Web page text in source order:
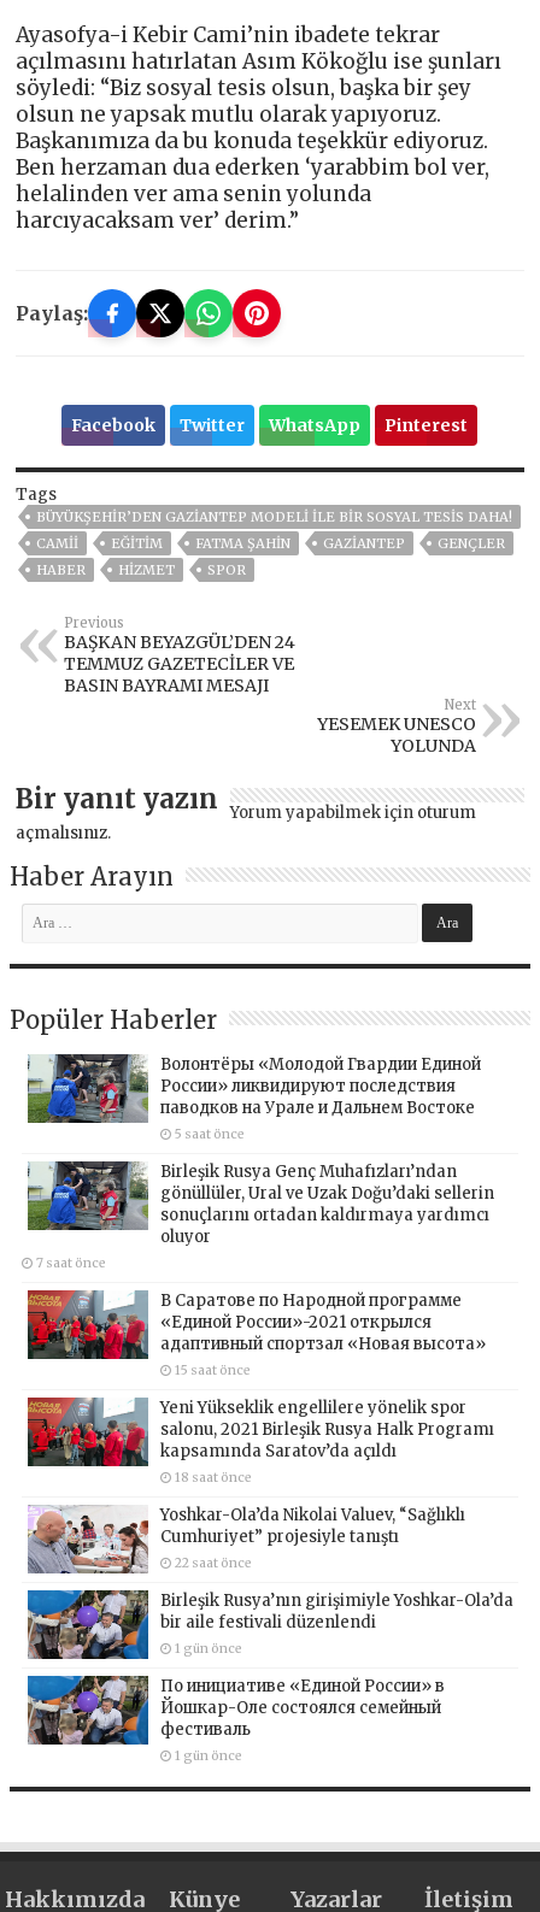
Ayasofya-i Kebir Cami’nin ibadete tekrar
açılmasını hatırlatan Asım Kökoğlu ise şunları
söyledi: “Biz sosyal tesis olsun, başka bir şey
olsun ne yapsak mutlu olarak yapıyoruz.
Başkanımıza da bu konuda teşekkür ediyoruz.
Ben herzaman dua ederken ‘yarabbim bol ver,
helalinden ver ama senin yolunda
harcıyacaksam ver’ derim.”
Paylaş:
Facebook Twitter WhatsApp Pinterest
Tags
BÜYÜKŞEHİR’DEN GAZİANTEP MODELİ İLE BİR SOSYAL TESİS DAHA!
CAMİİ
EĞITIM FATMA ŞAHİN GAZIANTEP
GENÇLER
HABER
HİZMET SPOR
Previous
BAŞKAN BEYAZGÜL’DEN 24
TEMMUZ GAZETECİLER VE
BASIN BAYRAMI MESAJI
Next
YESEMEK UNESCO
YOLUNDA
Bir yanıt yazın Yorum yapabilmek için oturum
açmalısınız.
Haber Arayın
Popüler Haberler
Волонтёры «Молодой Гвардии Единой
России» ликвидируют последствия
паводков на Урале и Дальнем Востоке
5 saat önce
Birleşik Rusya Genç Muhafızları’ndan
gönüllüler, Ural ve Uzak Doğu’daki sellerin
sonuçlarını ortadan kaldırmaya yardımcı
oluyor
7 saat önce
В Саратове по Народной программе
«Единой России»-2021 открылся
адаптивный спортзал «Новая высота»
15 saat önce
Yeni Yükseklik engellilere yönelik spor
salonu, 2021 Birleşik Rusya Halk Programı
kapsamında Saratov’da açıldı
18 saat önce
Yoshkar-Ola’da Nikolai Valuev, “Sağlıklı
Cumhuriyet” projesiyle tanıştı
22 saat önce
Birleşik Rusya’nın girişimiyle Yoshkar-Ola’da
bir aile festivali düzenlendi
1 gün önce
По инициативе «Единой России» в
Йошкар-Оле состоялся семейный
фестиваль
1 gün önce
Hakkımızda Künye Yazarlar İletişim